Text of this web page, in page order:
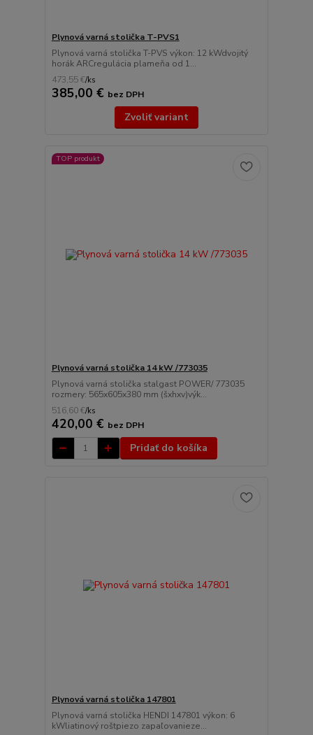
Plynová varná stolička T-PVS1
Plynová varná stolička T-PVS výkon: 12 kWdvojitý
horák ARCregulácia plameňa od 1...
473,55 €/ks
385,00 € bez DPH
Zvoliť variant
TOP produkt
Plynová varná stolička 14 kW /773035
Plynová varná stolička stalgast POWER/ 773035
rozmery: 565x605x380 mm (šxhxv)výk...
516,60 €/ks
420,00 € bez DPH
Pridať do košíka
Plynová varná stolička 147801
Plynová varná stolička HENDI 147801 výkon: 6
kWliatinový roštpiezo zapaľovanieze...